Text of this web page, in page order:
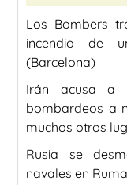
Los Bombers
incendio de
(Barcelona)
Irán acusa a
bombardeos a
muchos otros
Rusia se
navales en